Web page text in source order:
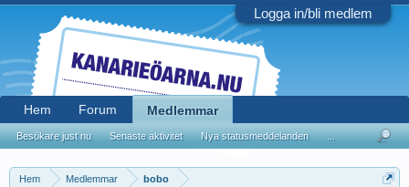
Logga in/bli medlem
Hem Medlemmar bobo
Hem Forum Medlemmar
Besökare just nu Senaste aktivitet Nya statusmeddelanden ...